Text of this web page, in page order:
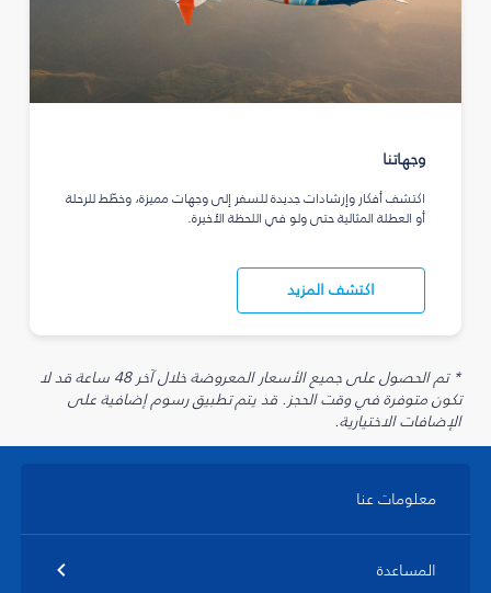
وجهاتنا
اكتشف أفكار وإرشادات جديدة للسفر إلى وجهات مميزة، وخطّط للرحلة
أو العطلة المثالية حتى ولو في اللحظة الأخيرة.
اكتشف المزيد
* تم الحصول على جميع الأسعار المعروضة خلال آخر 48 ساعة قد لا
تكون متوفرة في وقت الحجز. قد يتم تطبيق رسوم إضافية على
الإضافات الاختيارية.
معلومات عنا
المساعدة